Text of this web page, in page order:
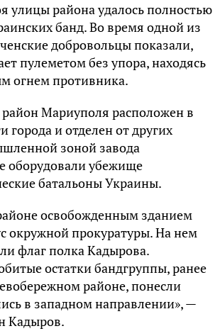
улицы района удалось полностью
банд. Во время одной из
добровольцы показали,
пулеметом без упора, находясь
огнем противника.
Мариуполя расположен в
города и отделен от других
зоной завода
оборудовали убежище
батальоны Украины.
освобожденным зданием
окружной прокуратуры. На нем
флаг полка Кадырова.
остатки бандгруппы, ранее
районе, понесли
в западном направлении», —
Кадыров.